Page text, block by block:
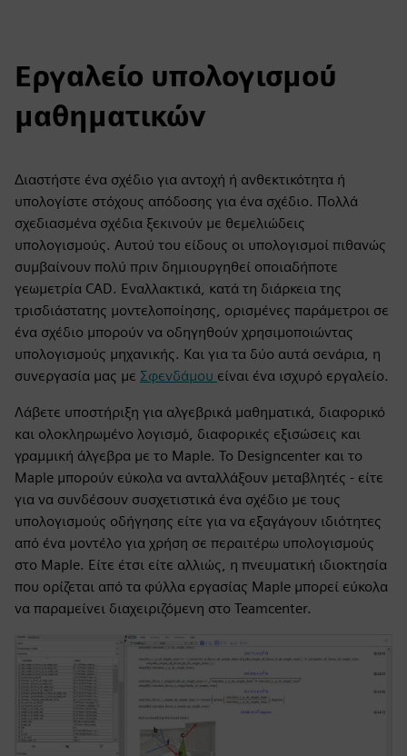
Εργαλείο υπολογισμού
μαθηματικών
Διαστήστε ένα σχέδιο για αντοχή ή ανθεκτικότητα ή
υπολογίστε στόχους απόδοσης για ένα σχέδιο. Πολλά
σχεδιασμένα σχέδια ξεκινούν με θεμελιώδεις
υπολογισμούς. Αυτού του είδους οι υπολογισμοί πιθανώς
συμβαίνουν πολύ πριν δημιουργηθεί οποιαδήποτε
γεωμετρία CAD. Εναλλακτικά, κατά τη διάρκεια της
τρισδιάστατης μοντελοποίησης, ορισμένες παράμετροι σε
ένα σχέδιο μπορούν να οδηγηθούν χρησιμοποιώντας
υπολογισμούς μηχανικής. Και για τα δύο αυτά σενάρια, η
συνεργασία μας με Σφενδάμου είναι ένα ισχυρό εργαλείο.
Λάβετε υποστήριξη για αλγεβρικά μαθηματικά, διαφορικό
και ολοκληρωμένο λογισμό, διαφορικές εξισώσεις και
γραμμική άλγεβρα με το Maple. Το Designcenter και το
Maple μπορούν εύκολα να ανταλλάξουν μεταβλητές - είτε
για να συνδέσουν συσχετιστικά ένα σχέδιο με τους
υπολογισμούς οδήγησης είτε για να εξαγάγουν ιδιότητες
από ένα μοντέλο για χρήση σε περαιτέρω υπολογισμούς
στο Maple. Είτε έτσι είτε αλλιώς, η πνευματική ιδιοκτησία
που ορίζεται από τα φύλλα εργασίας Maple μπορεί εύκολα
να παραμείνει διαχειριζόμενη στο Teamcenter.